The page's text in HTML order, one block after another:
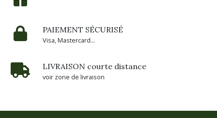
PAIEMENT SÉCURISÉ
Visa, Mastercard...
LIVRAISON courte distance
voir zone de livraison